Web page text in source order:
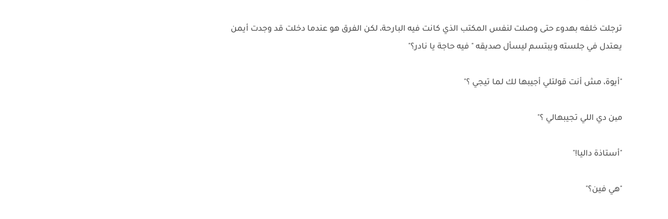
ترجلت خلفه بهدوء حتى وصلت لنفس المكتب الذي كانت فيه البارحة، لكن الفرق هو عندما دخلت قد وجدت أيمن
يعتدل في جلسته ويبتسم ليسأل صديقه " فيه حاجة يا نادر؟"
"أيوة، مش أنت قولتلي أجيبها لك لما تيجي ؟"
مین دي اللي تجيبهالي ؟"
"أستاذة داليا!"
"هي فين؟"